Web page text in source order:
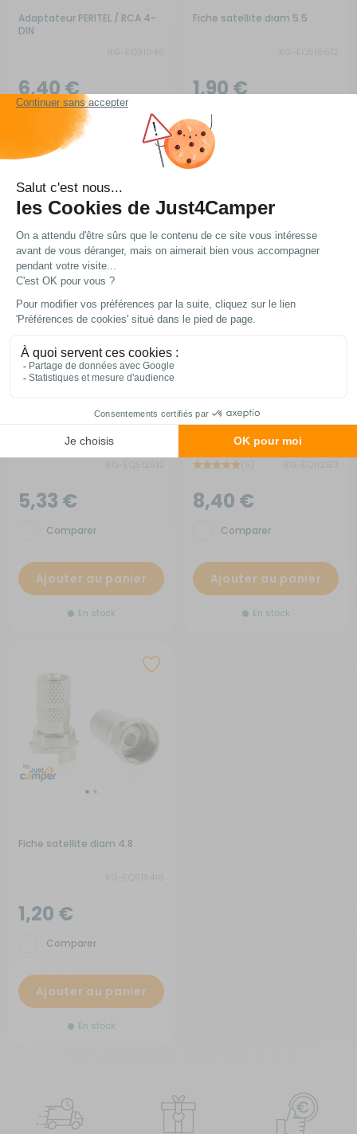
Adaptateur PERITEL / RCA 4-
DIN
6,40 €
Comparer
En stock
Fiche satellite diam 5.5
1,90 €
5,33 €
Comparer
Ajouter au panier
En stock
12Volts avec fiche allume
cigare
8,40 €
Comparer
Ajouter au panier
En stock
Fiche satellite diam 4.8
1,20 €
Comparer
Ajouter au panier
En stock